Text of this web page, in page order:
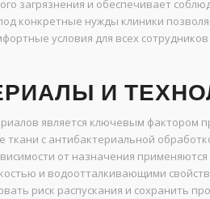
загрязнения и обеспечивает
конкретные нужды клиники
условия для всех
И
является ключевым фактором
ткани с антибактериальной
от назначения
и водоотталкивающими
риск распускания и сохранить